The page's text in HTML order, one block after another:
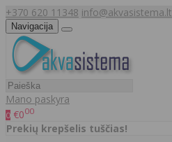
+370 620 11348 info@akvasistema.lt
Navigacija
Mano paskyra
0 €000
Prekių krepšelis tuščias!